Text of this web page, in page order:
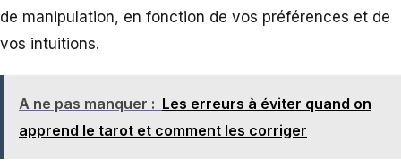
de manipulation, en fonction de vos préférences et de
vos intuitions.
A ne pas manquer : Les erreurs à éviter quand on
apprend le tarot et comment les corriger